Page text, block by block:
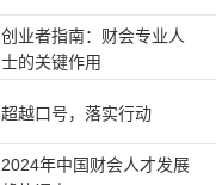
创业者指南：财会专业人
士的关键作用
超越口号，落实行动
2024年中国财会人才发展